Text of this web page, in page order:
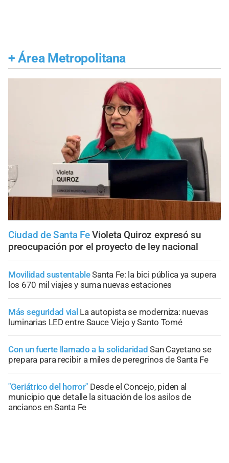
+ Área Metropolitana
Ciudad de Santa Fe Violeta Quiroz expresó su
preocupación por el proyecto de ley nacional
Movilidad sustentableSanta Fe: la bici pública ya supera
los 670 mil viajes y suma nuevas estaciones
Más seguridad vial La autopista se moderniza: nuevas
luminarias LED entre Sauce Viejo y Santo Tomé
Con un fuerte llamado a la solidaridad San Cayetano se
prepara para recibir a miles de peregrinos de Santa Fe
"Geriátrico del horror" Desde el Concejo, piden al
municipio que detalle la situación de los asilos de
ancianos en Santa Fe